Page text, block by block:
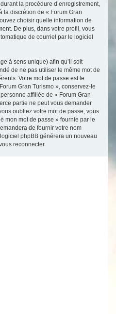
la procédure d’enregistrement,
la discrétion de « Forum Gran
choisir quelle information de
De plus, dans votre profil, vous
de courriel par le logiciel
à sens unique) afin qu’il soit
de ne pas utiliser le même mot de
Votre mot de passe est le
Gran Turismo », conservez-le
affiliée de « Forum Gran
partie ne peut vous demander
oubliez votre mot de passe, vous
mon mot de passe » fournie par le
de fournir votre nom
phpBB générera un nouveau
reconnecter.